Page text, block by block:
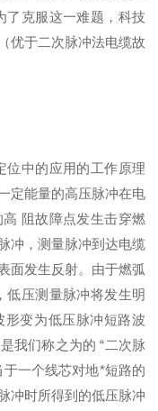
了克服这一难题，科技
优于二次脉冲法电缆故
位中的应用的工作原理
定能量的高压脉冲在电
阻故障点发生击穿燃
冲，测量脉冲到达电缆
面发生反射。由于燃弧
低压测量脉冲将发生明
形变为低压脉冲短路波
我们称之为的 “二次脉
一个线芯对地*短路的
冲时所得到的低压脉冲